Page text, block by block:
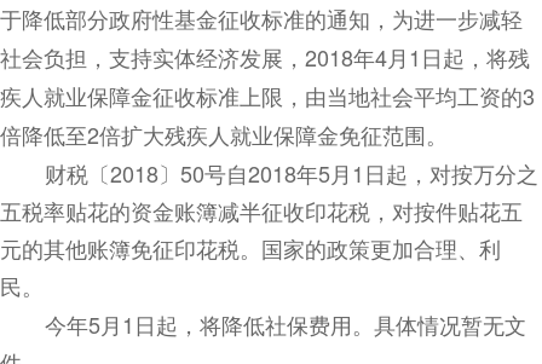
于降低部分政府性基金征收标准的通知 ，为进一步减轻
社会负担，支持实体经济发展， 2018年4月 1日起，将残
疾人就业保障金征收标准上限，由当地社会平均工资的3
倍降低至2倍扩大残疾人就业保障金免征范围。
财税〔2018〕 50号自2018年5月 1日起，对按万分之
五税率贴花的资金账簿减半征收印花税，对按件贴花五
元的其他账簿免征印花税。国家的政策更加合理、利
民。
今年5月 1日起，将降低社保费用。具体情况暂无文